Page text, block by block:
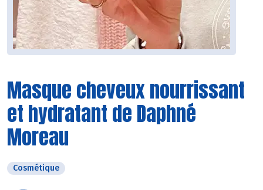
Masque cheveux nourrissant
et hydratant de Daphné
Moreau
Cosmétique